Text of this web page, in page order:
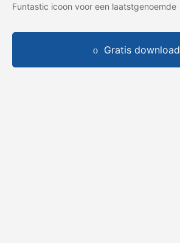
Funtastic icoon voor een laatstgenoemde
Gratis download